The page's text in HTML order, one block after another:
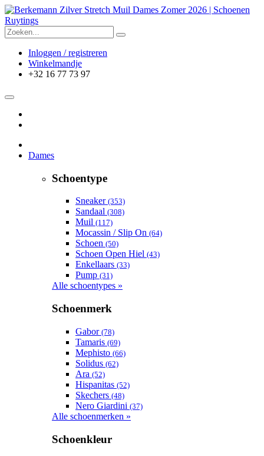
Inloggen / registreren
Winkelmandje
+32 16 77 73 97
Dames
Schoentype
Sneaker (353)
Sandaal (308)
Muil (117)
Mocassin / Slip On (64)
Schoen (50)
Schoen Open Hiel (43)
Enkellaars (33)
Pump (31)
Alle schoentypes »
Schoenmerk
Gabor (78)
Tamaris (69)
Mephisto (66)
Solidus (62)
Ara (52)
Hispanitas (52)
Skechers (48)
Nero Giardini (37)
Alle schoenmerken »
Schoenkleur